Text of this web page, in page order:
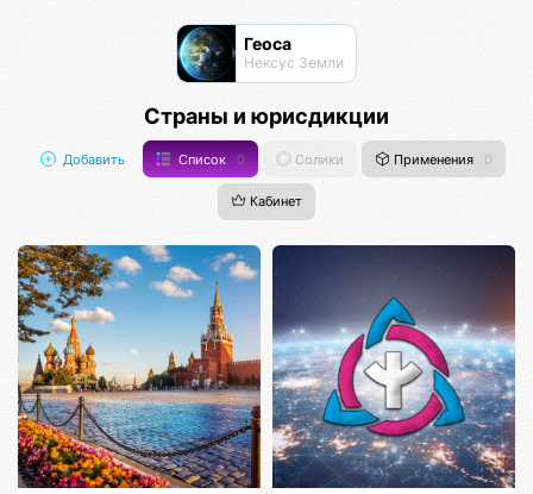
Геоса
Нексус Земли
Страны и юрисдикции
Добавить Список 0 Солики Применения 0
Кабинет